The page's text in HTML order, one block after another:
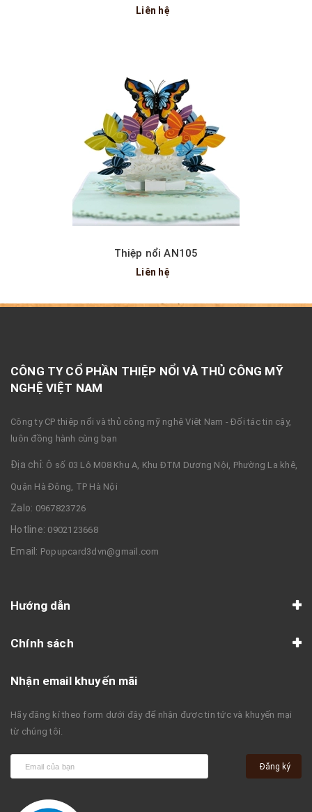
Liên hệ
Thiệp nổi AN105
Liên hệ
CÔNG TY CỔ PHẦN THIỆP NỔI VÀ THỦ CÔNG MỸ
NGHỆ VIỆT NAM
Công ty CP thiệp nổi và thủ công mỹ nghệ Việt Nam - Đối tác tin cậy,
luôn đồng hành cùng bạn
Địa chỉ: Ô số 03 Lô M08 Khu A, Khu ĐTM Dương Nội, Phường La khê,
Quận Hà Đông, TP Hà Nội
Zalo: 0967823726
Hotline: 0902123668
Email: Popupcard3dvn@gmail.com
Hướng dẫn
Chính sách
Nhận email khuyến mãi
Hãy đăng kí theo form dưới đây để nhận được tin tức và khuyến mại
từ chúng tôi.
Đăng ký